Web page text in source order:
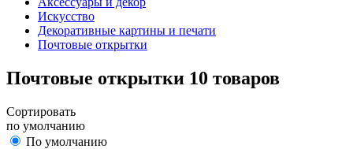
Искусство
Декоративные картины и печати
Почтовые открытки
Почтовые открытки 10 товаров
Сортировать
по умолчанию
По умолчанию